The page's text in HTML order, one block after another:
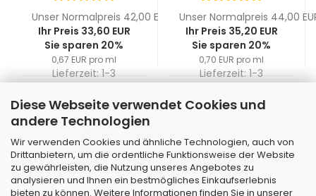
Diese Webseite verwendet Cookies und
andere Technologien
Wir verwenden Cookies und ähnliche Technologien, auch von
Drittanbietern, um die ordentliche Funktionsweise der Website
zu gewährleisten, die Nutzung unseres Angebotes zu
analysieren und Ihnen ein bestmögliches Einkaufserlebnis
bieten zu können. Weitere Informationen finden Sie in unserer
Unser Normalpreis 42,00 EUR
Ihr Preis 33,60 EUR
Sie sparen 20%
0,67 EUR pro ml
Lieferzeit:1-3
Unser Normalpreis 44,00
Ihr Preis 35,20 EUR
Sie sparen 20%
0,70 EUR pro ml
Lieferzeit:1-3